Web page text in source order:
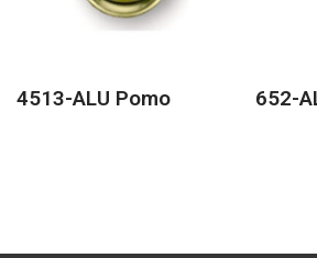
4513-ALU Pomo 652-